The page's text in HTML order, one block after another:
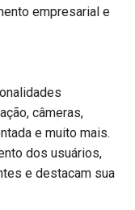
empresarial e
câmeras,
e muito mais.
dos usuários,
e destacam sua